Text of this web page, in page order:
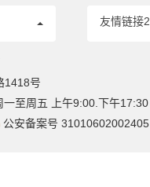
友情链接2
1418号
一至周五 上午9:00.下午17:30
公安备案号 31010602002405